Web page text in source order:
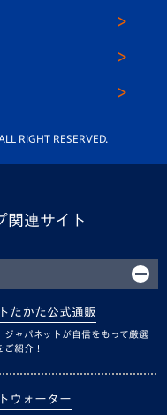
RIGHT RESERVED.
関連サイト
たかた公式通販
ジャパネットが自信をもって厳選
ご紹介！
ウォーター